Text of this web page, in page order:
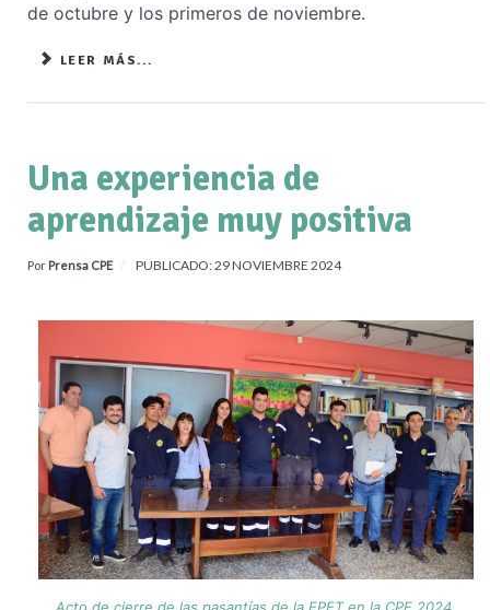
de octubre y los primeros de noviembre.
LEER MÁS...
Una experiencia de
aprendizaje muy positiva
Por Prensa CPE PUBLICADO: 29 NOVIEMBRE 2024
Acto de cierre de las pasantías de la EPET en la CPE 2024.